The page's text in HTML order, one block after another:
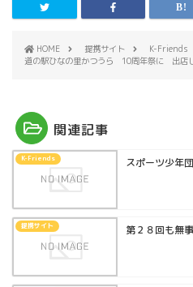
HOME 提携サイト
K-Friends
道の駅ひなの里かつうら 10周年祭に 出店し
関連記事
K-Friends スポーツ少年
提携サイト 第２８回も無